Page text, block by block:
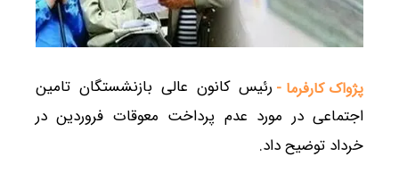
پژواک کارفرما - رئیس کانون عالی بازنشستگان تامین
اجتماعی در مورد عدم پرداخت معوقات فروردین در
خرداد توضیح داد.